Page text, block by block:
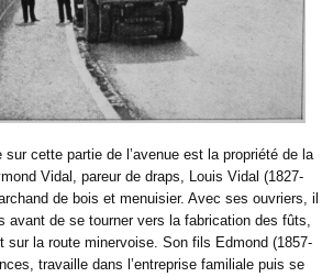
sur cette partie de l’avenue est la propriété de la
Vidal, pareur de draps, Louis Vidal (1827-
de bois et menuisier. Avec ses ouvriers, il
avant de se tourner vers la fabrication des fûts,
sur la route minervoise. Son fils Edmond (1857-
travaille dans l’entreprise familiale puis se